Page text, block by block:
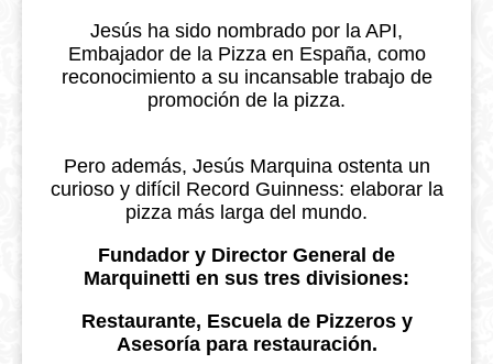
Jesús ha sido nombrado por la API,
Embajador de la Pizza en España, como
reconocimiento a su incansable trabajo de
promoción de la pizza.
Pero además, Jesús Marquina ostenta un
curioso y difícil Record Guinness: elaborar la
pizza más larga del mundo.
Fundador y Director General de
Marquinetti en sus tres divisiones:
Restaurante, Escuela de Pizzeros y
Asesoría para restauración.